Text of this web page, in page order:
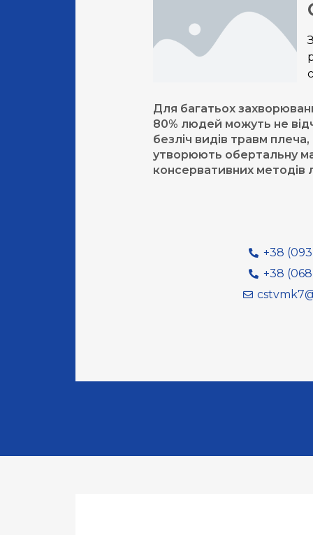
Для багатьох
80% людей можуть не
безліч видів травм
утворюють обертальну
консервативних методів
+38
+38